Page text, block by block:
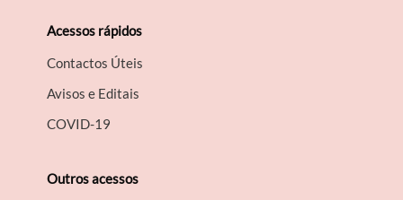
Acessos rápidos
Contactos Úteis
Avisos e Editais
COVID-19
Outros acessos